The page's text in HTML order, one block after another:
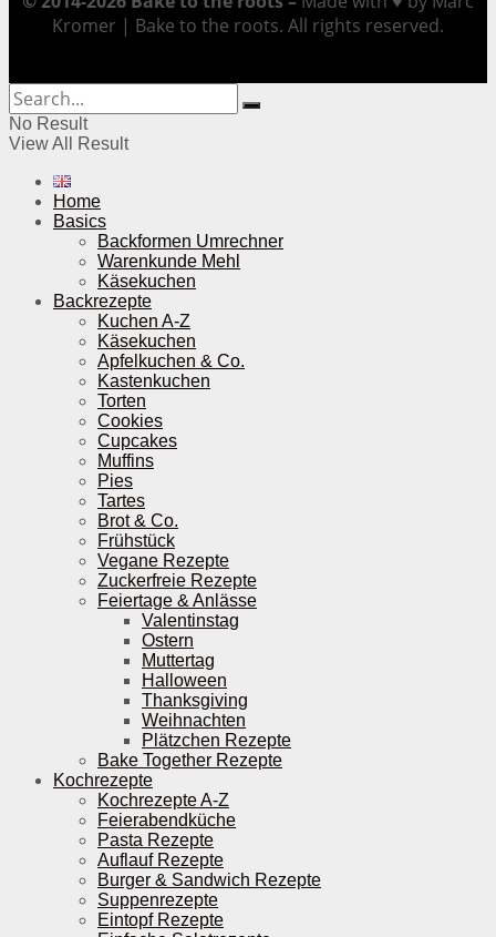
Kromer | Bake to the roots. All rights reserved.
No Result
View All Result
Home
Basics
Backformen Umrechner
Warenkunde Mehl
Käsekuchen
Backrezepte
Kuchen A-Z
Käsekuchen
Apfelkuchen & Co.
Kastenkuchen
Torten
Cookies
Cupcakes
Muffins
Pies
Tartes
Brot & Co.
Frühstück
Vegane Rezepte
Zuckerfreie Rezepte
Feiertage & Anlässe
Valentinstag
Ostern
Muttertag
Halloween
Thanksgiving
Weihnachten
Plätzchen Rezepte
Bake Together Rezepte
Kochrezepte
Kochrezepte A-Z
Feierabendküche
Pasta Rezepte
Auflauf Rezepte
Burger & Sandwich Rezepte
Suppenrezepte
Eintopf Rezepte